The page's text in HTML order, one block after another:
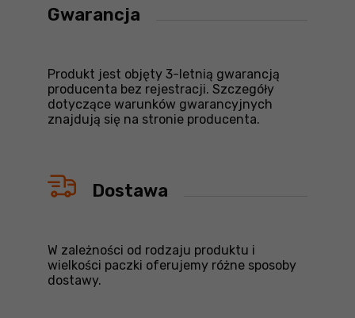
Gwarancja
Produkt jest objęty 3-letnią gwarancją
producenta bez rejestracji. Szczegóły
dotyczące warunków gwarancyjnych
znajdują się na stronie producenta.
Dostawa
W zależności od rodzaju produktu i
wielkości paczki oferujemy różne sposoby
dostawy.